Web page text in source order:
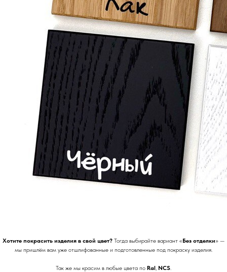
Хотите покрасить изделия в свой цвет? Тогда выбирайте вариант «Без отделки» —
мы пришлём вам уже отшлифованные и подготовленные под покраску изделия.
Так же мы красим в любые цвета по Ral NCS